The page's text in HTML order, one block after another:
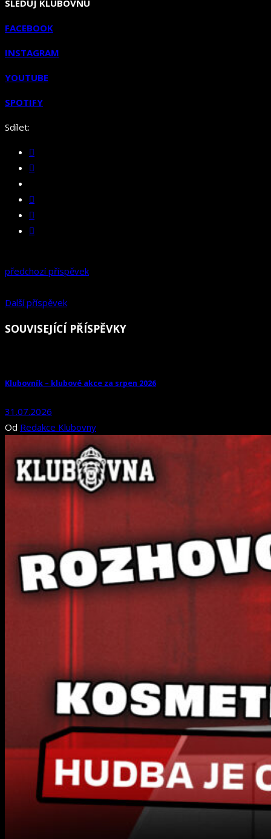
SLEDUJ KLUBOVNU
FACEBOOK
INSTAGRAM
YOUTUBE
SPOTIFY
Sdílet:
předchozí příspěvek
Další příspěvek
SOUVISEJÍCÍ PŘÍSPĚVKY
Klubovník – klubové akce za srpen 2026
31.07.2026
Od Redakce Klubovny